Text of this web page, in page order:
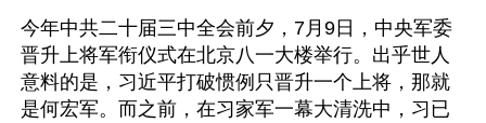
今年中共二十届三中全会前夕，7月9日，中央军委
晋升上将军衔仪式在北京八一大楼举行。出乎世人
意料的是，习近平打破惯例只晋升一个上将，那就
是何宏军。而之前，在习家军一幕大清洗中，习已